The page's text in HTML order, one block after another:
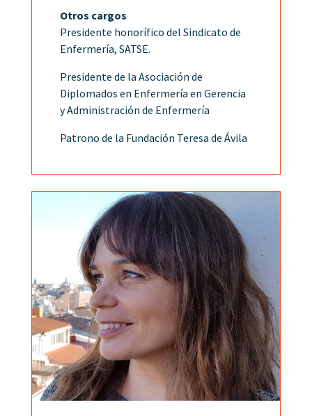
Otros cargos
Presidente honorífico del Sindicato de
Enfermería, SATSE.
Presidente de la Asociación de
Diplomados en Enfermería en Gerencia
y Administración de Enfermería
Patrono de la Fundación Teresa de Ávila